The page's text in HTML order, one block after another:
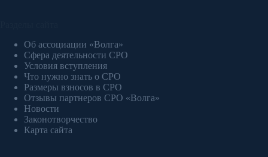
Об ассоциации «Волга»
Сфера деятельности СРО
Условия вступления
Что нужно знать о СРО
Размеры взносов в СРО
Отзывы партнеров СРО «Волга»
Новости
Законотворчество
Карта сайта